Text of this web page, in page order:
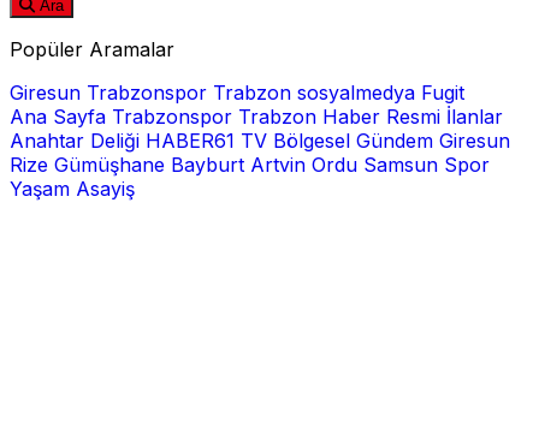
Ara
Popüler Aramalar
Giresun Trabzonspor Trabzon sosyalmedya Fugit
Ana Sayfa Trabzonspor Trabzon Haber Resmi İlanlar
Anahtar Deliği HABER61 TV Bölgesel Gündem Giresun
Rize Gümüşhane Bayburt Artvin Ordu Samsun Spor
Yaşam Asayiş